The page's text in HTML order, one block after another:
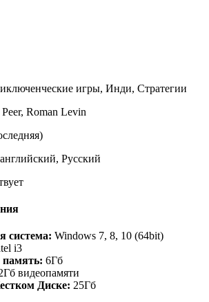
игры, Инди, Стратегии
Roman Levin
английский, Русский
система: Windows 7, 8, 10 (64bit)
i3
память: 6Гб
видеопамяти
Диске: 25Гб